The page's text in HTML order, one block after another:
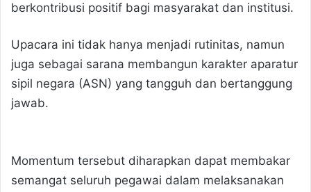
berkontribusi positif bagi masyarakat dan institusi.
Upacara ini tidak hanya menjadi rutinitas, namun
juga sebagai sarana membangun karakter aparatur
sipil negara (ASN) yang tangguh dan bertanggung
jawab.
Momentum tersebut diharapkan dapat membakar
semangat seluruh pegawai dalam melaksanakan